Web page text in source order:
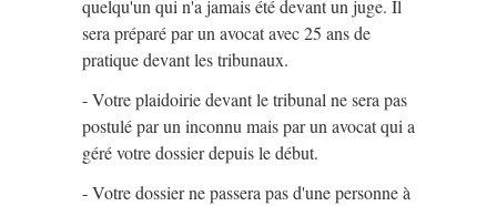
quelqu'un qui n'a jamais été devant un juge. Il
sera préparé par un avocat avec 25 ans de
pratique devant les tribunaux.
- Votre plaidoirie devant le tribunal ne sera pas
postulé par un inconnu mais par un avocat qui a
géré votre dossier depuis le début.
- Votre dossier ne passera pas d'une personne à